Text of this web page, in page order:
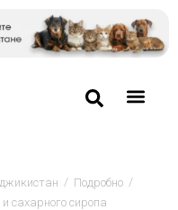
/ Подробно /
сахарного сиропа